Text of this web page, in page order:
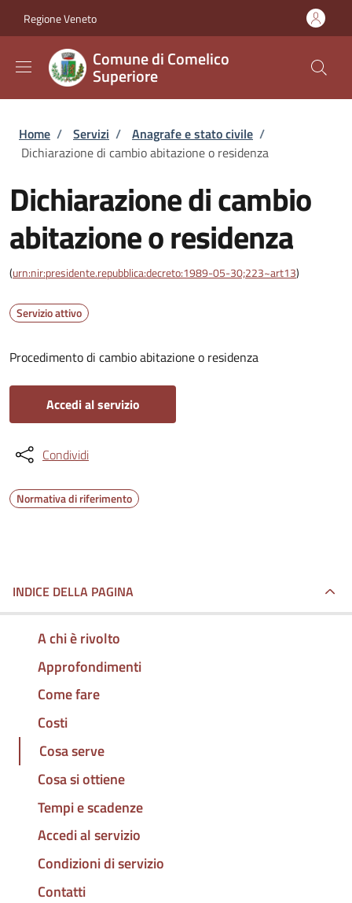
Regione Veneto
Comune di Comelico
Superiore
Briciole di pane
Home / Servizi / Anagrafe e stato civile /
Dichiarazione di cambio abitazione o residenza
Dichiarazione di cambio
abitazione o residenza
(urn:nir:presidente.repubblica:decreto:1989-05-30;223~art13)
Servizio attivo
Procedimento di cambio abitazione o residenza
Accedi al servizio
Condividi
Normativa di riferimento
INDICE DELLA PAGINA
A chi è rivolto
Approfondimenti
Come fare
Costi
Cosa serve
Cosa si ottiene
Tempi e scadenze
Accedi al servizio
Condizioni di servizio
Contatti